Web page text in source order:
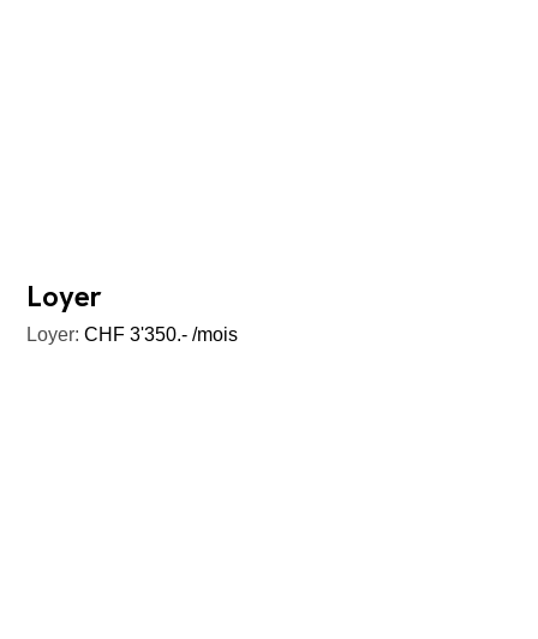
Loyer
Loyer: CHF 3'350.- /mois